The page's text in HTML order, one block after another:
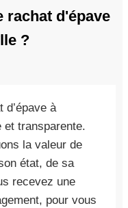
rachat d'épave
?
d’épave à
et transparente.
la valeur de
état, de sa
recevez une
pour vous